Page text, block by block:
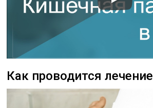
Как проводится лечение